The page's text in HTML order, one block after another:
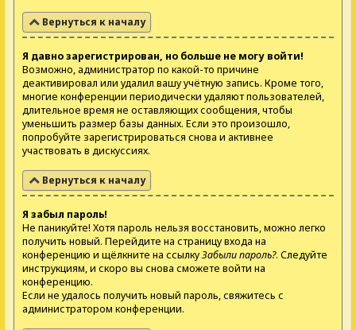
Вернуться к началу
Я давно зарегистрирован, но больше не могу войти!
Возможно, администратор по какой-то причине
деактивировал или удалил вашу учётную запись. Кроме того,
многие конференции периодически удаляют пользователей,
длительное время не оставляющих сообщения, чтобы
уменьшить размер базы данных. Если это произошло,
попробуйте зарегистрироваться снова и активнее
участвовать в дискуссиях.
Вернуться к началу
Я забыл пароль!
Не паникуйте! Хотя пароль нельзя восстановить, можно легко
получить новый. Перейдите на страницу входа на
конференцию и щёлкните на ссылкуЗабыли пароль?. Следуйте
инструкциям, и скоро вы снова сможете войти на
конференцию.
Если не удалось получить новый пароль, свяжитесь с
администратором конференции.